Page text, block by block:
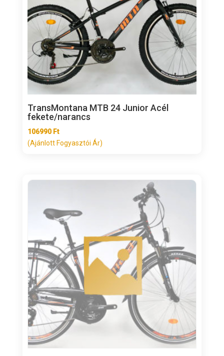
TransMontana MTB 24 Junior Acél
fekete/narancs
106990 Ft
(Ajánlott Fogyasztói Ár)